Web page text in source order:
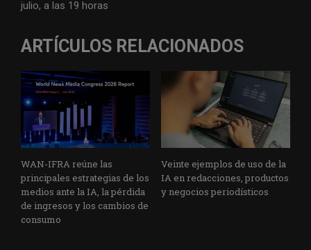
julio, a las 19 horas
ARTÍCULOS RELACIONADOS
WAN-IFRA reúne las
principales estrategias de los
medios ante la IA, la pérdida
de ingresos y los cambios de
consumo
Veinte ejemplos de uso de la
IA en redacciones, productos
y negocios periodísticos